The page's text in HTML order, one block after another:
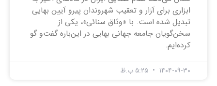
ابزاری برای آزار و تعقیب شهروندان پیرو آیین بهایی
تبدیل شده است. با «وثاق سنائی»، یکی از
سخن‌گویان جامعه جهانی بهایی در این‌باره گفت‌و گو
کرده‌ایم.
۱۴۰۴-۰۹-۳۰